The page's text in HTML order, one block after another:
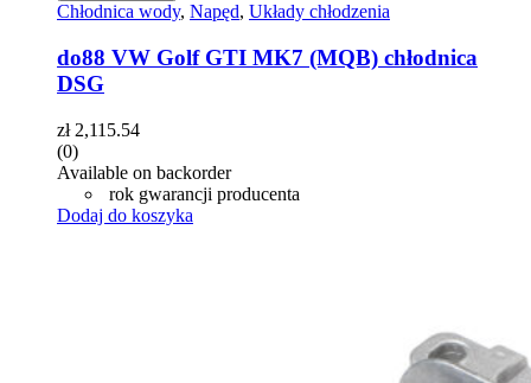
Chłodnica wody, Napęd, Układy chłodzenia
do88 VW Golf GTI MK7 (MQB) chłodnica
DSG
zł2,115.54
(0)
Available on backorder
rok gwarancji producenta
Dodaj do koszyka